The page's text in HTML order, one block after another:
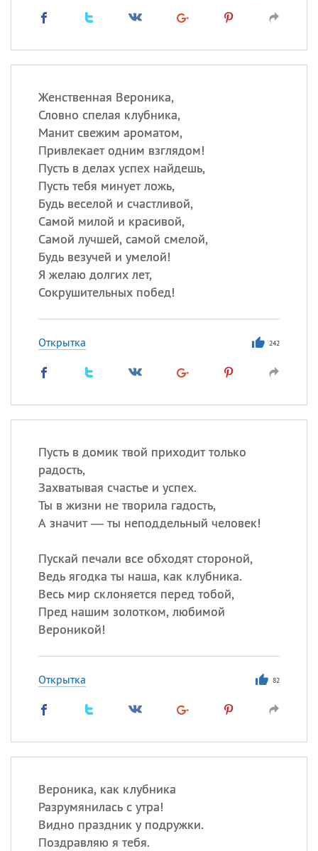
Женственная Вероника,
Словно спелая клубника,
Манит свежим ароматом,
Привлекает одним взглядом!
Пусть в делах успех найдешь,
Пусть тебя минует ложь,
Будь веселой и счастливой,
Самой милой и красивой,
Самой лучшей, самой смелой,
Будь везучей и умелой!
Я желаю долгих лет,
Сокрушительных побед!
Открытка 242
Пусть в домик твой приходит только
радость,
Захватывая счастье и успех.
Ты в жизни не творила гадость,
А значит — ты неподдельный человек!
Пускай печали все обходят стороной,
Ведь ягодка ты наша, как клубника.
Весь мир склоняется перед тобой,
Пред нашим золотком, любимой
Вероникой!
Открытка 82
Вероника, как клубника
Разрумянилась с утра!
Видно праздник у подружки.
Поздравляю я тебя.